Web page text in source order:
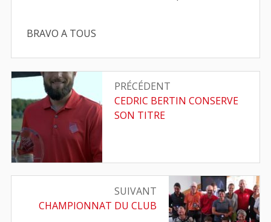
BRAVO A TOUS
Navigation
de
l’article
PRÉCÉDENT
Article
précédent
CEDRIC BERTIN CONSERVE
SON TITRE
SUIVANT
Article
CHAMPIONNAT DU CLUB